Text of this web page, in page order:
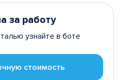
за работу
узнайте в боте
стоимость